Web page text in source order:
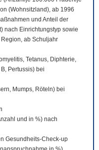
(Wohnsitzland), ab 1996
und Anteil der
nach Einrichtungstyp sowie
ab Schuljahr
Tetanus, Diphterie,
Pertussis) bei
Mumps, Röteln) bei
und in %) nach
Gesundheits-Check-up